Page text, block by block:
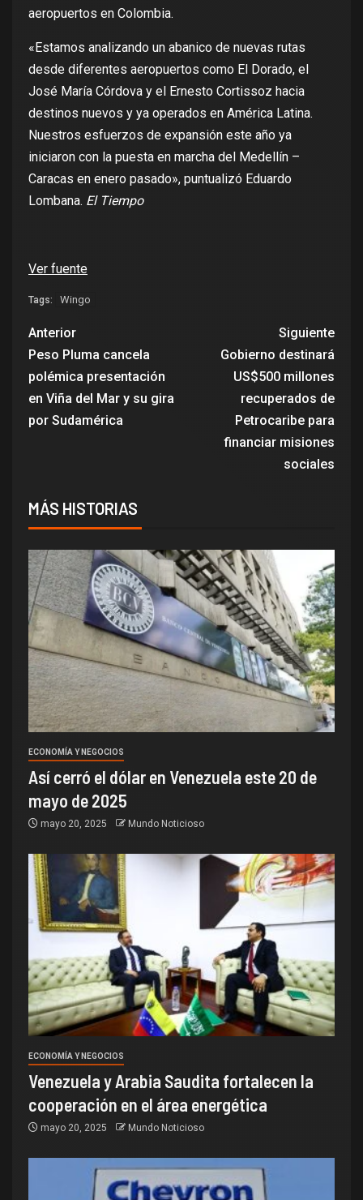
aeropuertos en Colombia.
«Estamos analizando un abanico de nuevas rutas
desde diferentes aeropuertos como El Dorado, el
José María Córdova y el Ernesto Cortissoz hacia
destinos nuevos y ya operados en América Latina.
Nuestros esfuerzos de expansión este año ya
iniciaron con la puesta en marcha del Medellín –
Caracas en enero pasado», puntualizó Eduardo
Lombana. El Tiempo
Ver fuente
Tags: Wingo
Anterior
Peso Pluma cancela
polémica presentación
en Viña del Mar y su gira
por Sudamérica
Siguiente
Gobierno destinará
US$500 millones
recuperados de
Petrocaribe para
financiar misiones
sociales
MÁS HISTORIAS
ECONOMÍA Y NEGOCIOS
Así cerró el dólar en Venezuela este 20 de
mayo de 2025
mayo 20, 2025 Mundo Noticioso
ECONOMÍA Y NEGOCIOS
Venezuela y Arabia Saudita fortalecen la
cooperación en el área energética
mayo 20, 2025 Mundo Noticioso